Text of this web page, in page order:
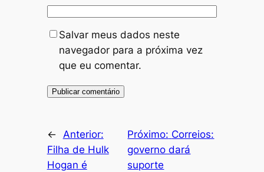
Salvar meus dados neste
navegador para a próxima vez
que eu comentar.
← Anterior:
Filha de Hulk
Hogan é
Próximo: Correios:
governo dará
suporte